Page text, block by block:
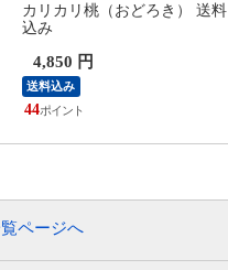
カリカリ桃（おどろき） 送料
込み
4,850 円
送料込み
44
ページへ